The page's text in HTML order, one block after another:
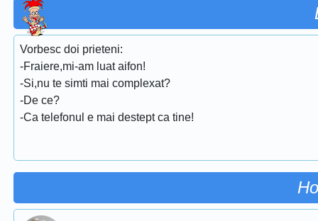
Vorbesc doi prieteni:
-Fraiere,mi-am luat aifon!
-Si,nu te simti mai complexat?
-De ce?
-Ca telefonul e mai destept ca tine!